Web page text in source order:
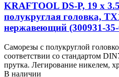
KRAFTOOL DS-P, 19 х
полукруглая головка,
нержавеющий (300931-
Саморезы с полукруглой
соответствии со стандартом
прутка. Легирование никелем,
В наличии